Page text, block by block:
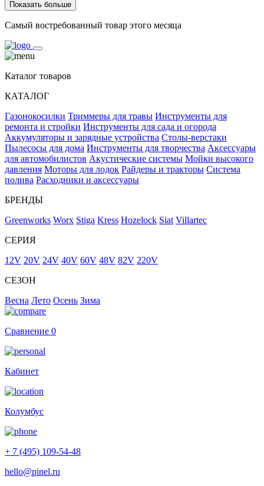
Показать больше
Самый востребованный товар этого месяца
Каталог товаров
КАТАЛОГ
Газонокосилки Триммеры для травы Инструменты для
ремонта и стройки Инструменты для сада и огорода
Аккумуляторы и зарядные устройства Столы-верстаки
Пылесосы для дома Инструменты для творчества Аксессуары
для автомобилистов Акустические системы Мойки высокого
давления Моторы для лодок Райдеры и тракторы Система
полива Расходники и аксессуары
БРЕНДЫ
Greenworks Worx Stiga Kress Hozelock Siat Villartec
СЕРИЯ
12V 20V 24V 40V 60V 48V 82V 220V
СЕЗОН
Весна Лето Осень Зима
Сравнение 0
Кабинет
Колумбус
+ 7 (495) 109-54-48
hello@pinel.ru